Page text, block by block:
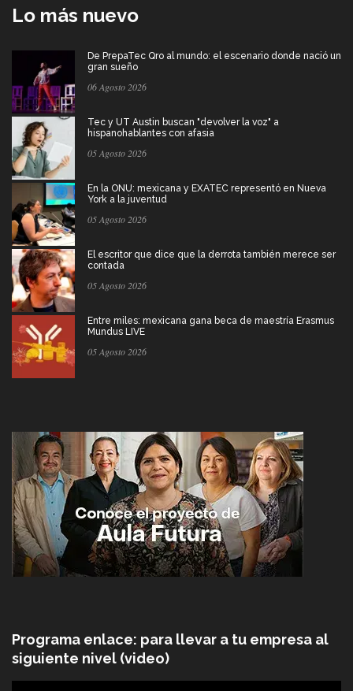
Lo más nuevo
De PrepaTec Qro al mundo: el escenario donde nació un
gran sueño
06 Agosto 2026
Tec y UT Austin buscan "devolver la voz" a
hispanohablantes con afasia
05 Agosto 2026
En la ONU: mexicana y EXATEC representó en Nueva
York a la juventud
05 Agosto 2026
El escritor que dice que la derrota también merece ser
contada
05 Agosto 2026
Entre miles: mexicana gana beca de maestría Erasmus
Mundus LIVE
05 Agosto 2026
Programa enlace: para llevar a tu empresa al
siguiente nivel (video)